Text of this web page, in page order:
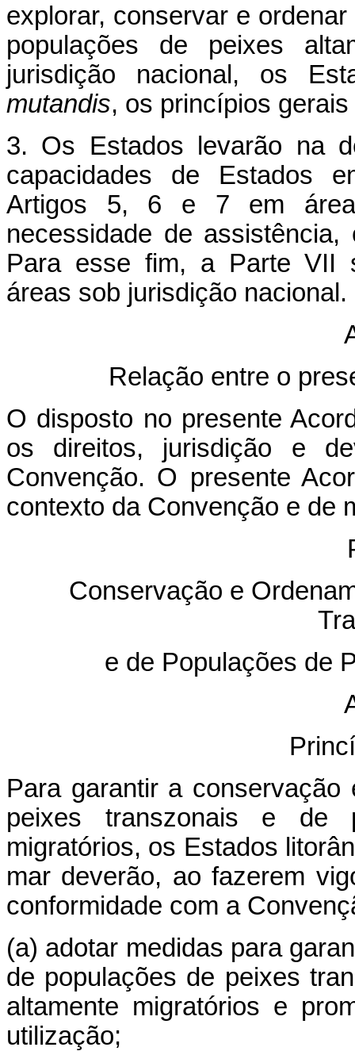
explorar, conservar e
populações de peixes
jurisdição nacional, os
mutandis, os princípios
3. Os Estados levarão na
capacidades de Estados
Artigos 5, 6 e 7 em
necessidade de
Para esse fim, a Parte VII
áreas sob jurisdição nacional.
Relação entre o
O disposto no presente
os direitos, jurisdição e
Convenção. O presente
contexto da Convenção e de
Conservação e
e de Populações de
Para garantir a
peixes transzonais e de
migratórios, os Estados
mar deverão, ao fazerem
conformidade com a
(a) adotar medidas para
de populações de peixes
altamente migratórios e
utilização;